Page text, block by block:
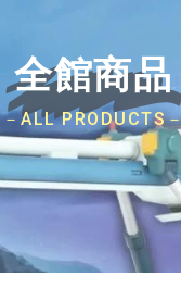
全館商品
－ALL PRODUCTS